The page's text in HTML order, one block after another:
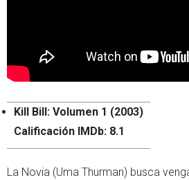
Kill Bill: Volumen 1 (2003)
Calificación IMDb: 8.1
La Novia (Uma Thurman) busca